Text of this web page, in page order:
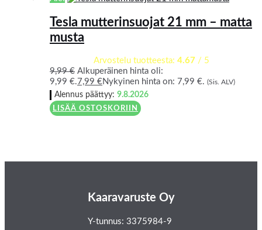
Tesla mutterinsuojat 21 mm – matta
musta
Arvostelu tuotteesta: 4.67 / 5
9,99€ Alkuperäinen hinta oli:
9,99 €. 7,99€Nykyinen hinta on: 7,99 €. (Sis. ALV)
Alennus päättyy:9.8.2026
LISÄÄ OSTOSKORIIN
Kaaravaruste Oy
Y-tunnus: 3375984-9